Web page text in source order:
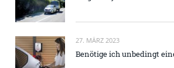
27. MÄRZ 2023
Benötige ich unbedingt